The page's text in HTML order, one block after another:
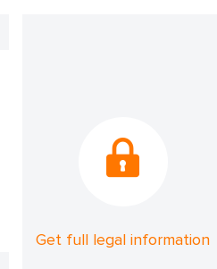
Get full legal information